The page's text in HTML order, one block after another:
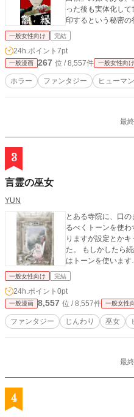
った後も実体化し
印するという秘密の
一般女性向け 完結
24h.ポイント 7pt
一般漫画 267 位 / 8,557件 一般女性向け
ホラー ファンタジー ヒューマ
最
3
言霊の巫女
YUN
とある寺院に、口
るべくトーンを使
りますが設定とか
た。 もしかしたら
はトーンを使います
一般女性向け 完結
24h.ポイント 0pt
一般漫画 8,557 位 / 8,557件 一般女性
ファンタジー じんわり 巫女
最
4